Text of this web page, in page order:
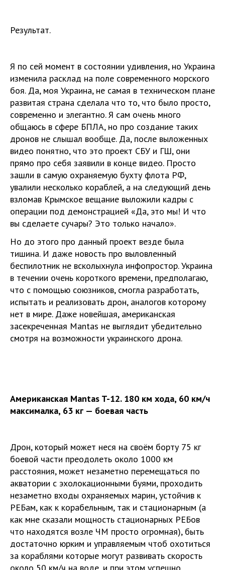
Результат.
Я по сей момент в состоянии удивления, но Украина
изменила расклад на поле современного морского
боя. Да, моя Украина, не самая в техническом плане
развитая страна сделала что то, что было просто,
современно и элегантно. Я сам очень много
общаюсь в сфере БПЛА, но про создание таких
дронов не слышал вообще. Да, после выложенных
видео понятно, что это проект СБУ и ГШ, они
прямо про себя заявили в конце видео. Просто
зашли в самую охраняемую бухту флота РФ,
увалили несколько кораблей, а на следующий день
взломав Крымское вещание выложили кадры с
операции под демонстрацией «Да, это мы! И что
вы сделаете сучары? Это только начало».
Но до этого про данный проект везде была
тишина. И даже новость про выловленный
беспилотник не всколыхнула инфопростор. Украина
в течении очень короткого времени, предполагаю,
что с помощью союзников, смогла разработать,
испытать и реализовать дрон, аналогов которому
нет в мире. Даже новейшая, американская
засекреченная Mantas не выглядит убедительно
смотря на возможности украинского дрона.
Американская Mantas T-12. 180 км хода, 60 км/ч
максималка, 63 кг — боевая часть
Дрон, который может неся на своём борту 75 кг
боевой части преодолеть около 1000 км
расстояния, может незаметно перемещаться по
акватории с эхолокационными буями, проходить
незаметно входы охраняемых марин, устойчив к
РЕБам, как к корабельным, так и стационарным (а
как мне сказали мощность стационарных РЕБов
что находятся возле ЧМ просто огромная), быть
достаточно юрким и управляемым чтоб охотиться
за кораблями которые могут развивать скорость